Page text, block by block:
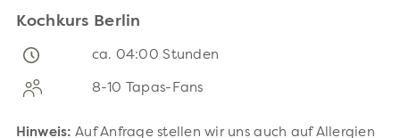
Kochkurs Berlin
ca. 04:00 Stunden
8-10 Tapas-Fans
Hinweis: Auf Anfrage stellen wir uns auch auf Allergien